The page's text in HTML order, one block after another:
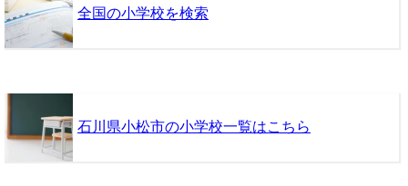
全国の小学校を検索
石川県小松市の小学校一覧はこちら